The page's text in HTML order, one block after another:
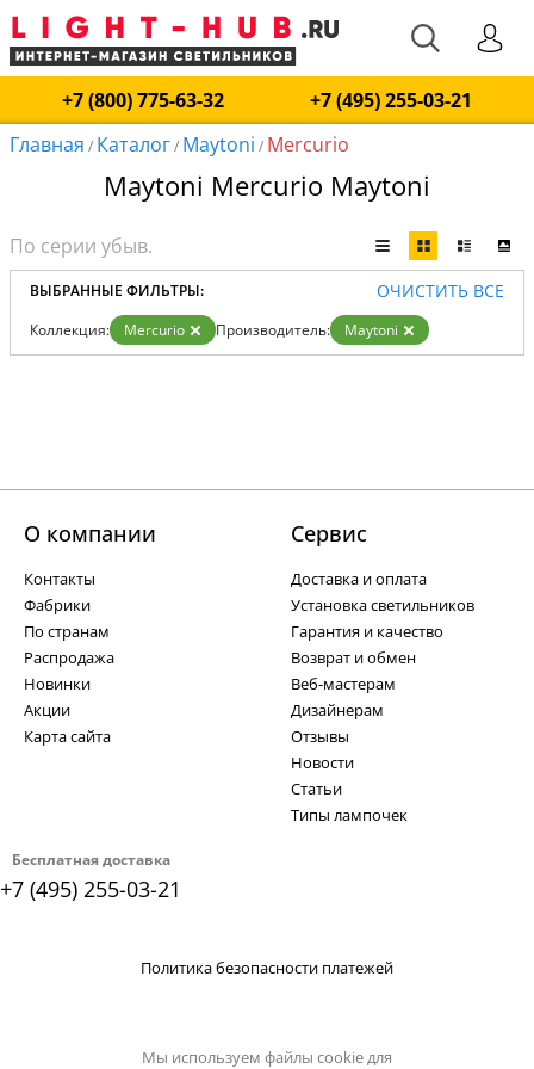
+7 (800) 775-63-32
+7 (495) 255-03-21
Главная / Каталог/ Maytoni / Mercurio
Maytoni Mercurio Maytoni
ВЫБРАННЫЕ ФИЛЬТРЫ: ОЧИСТИТЬ ВСЕ
Коллекция: Mercurio Производитель: Maytoni
Бесплатная доставка
+7 (495) 255-03-21
О компании
Контакты
Фабрики
По странам
Распродажа
Новинки
Акции
Карта сайта
Cервис
Доставка и оплата
Установка светильников
Гарантия и качество
Возврат и обмен
Веб-мастерам
Дизайнерам
Отзывы
Новости
Статьи
Типы лампочек
Политика безопасности платежей
Мы используем файлы cookie для